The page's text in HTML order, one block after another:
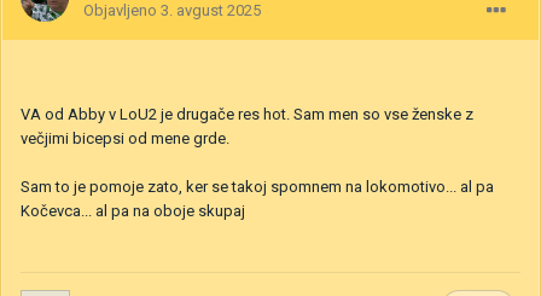
Objavljeno 3. avgust 2025
VA od Abby v LoU2 je drugače res hot. Sam men so vse ženske z
večjimi bicepsi od mene grde.
Sam to je pomoje zato, ker se takoj spomnem na lokomotivo... al pa
Kočevca... al pa na oboje skupaj